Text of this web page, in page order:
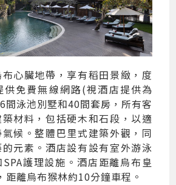
心臟地帶，享有稻田景緻，度
供免費無線網路(視酒店提供為
間泳池別墅和40間套房，所有客
材料，包括硬木和石段，以適
候。整體巴里式建築外觀，同
元素。酒店設有設有室外游泳
護理設施。酒店距離烏布皇
距離烏布猴林約10分鐘車程。